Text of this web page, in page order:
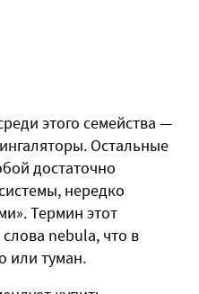
этого семейства —
Остальные
достаточно
нередко
Термин этот
nebula, что в
или туман.